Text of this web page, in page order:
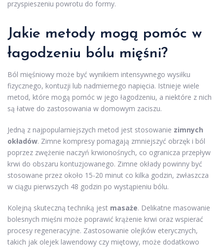
przyspieszeniu powrotu do formy.
Jakie metody mogą pomóc w
łagodzeniu bólu mięśni?
Ból mięśniowy może być wynikiem intensywnego wysiłku
fizycznego, kontuzji lub nadmiernego napięcia. Istnieje wiele
metod, które mogą pomóc w jego łagodzeniu, a niektóre z nich
są łatwe do zastosowania w domowym zaciszu.
Jedną z najpopularniejszych metod jest stosowanie zimnych
okładów. Zimne kompresy pomagają zmniejszyć obrzęk i ból
poprzez zwężenie naczyń krwionośnych, co ogranicza przepływ
krwi do obszaru kontuzjowanego. Zimne okłady powinny być
stosowane przez około 15-20 minut co kilka godzin, zwłaszcza
w ciągu pierwszych 48 godzin po wystąpieniu bólu.
Kolejną skuteczną techniką jest masaże. Delikatne masowanie
bolesnych mięśni może poprawić krążenie krwi oraz wspierać
procesy regeneracyjne. Zastosowanie olejków eterycznych,
takich jak olejek lawendowy czy miętowy, może dodatkowo